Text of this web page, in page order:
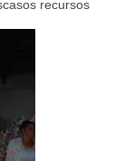
recursos